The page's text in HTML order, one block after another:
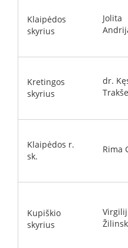
Klaipėdos
skyrius
Jolita
Kretingos
skyrius
dr.
Klaipėdos r.
sk.
Rima
Kupiškio
skyrius